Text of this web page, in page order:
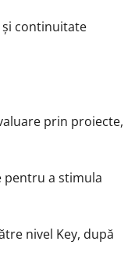
continuitate
prin proiecte,
pentru a stimula
nivel Key, după